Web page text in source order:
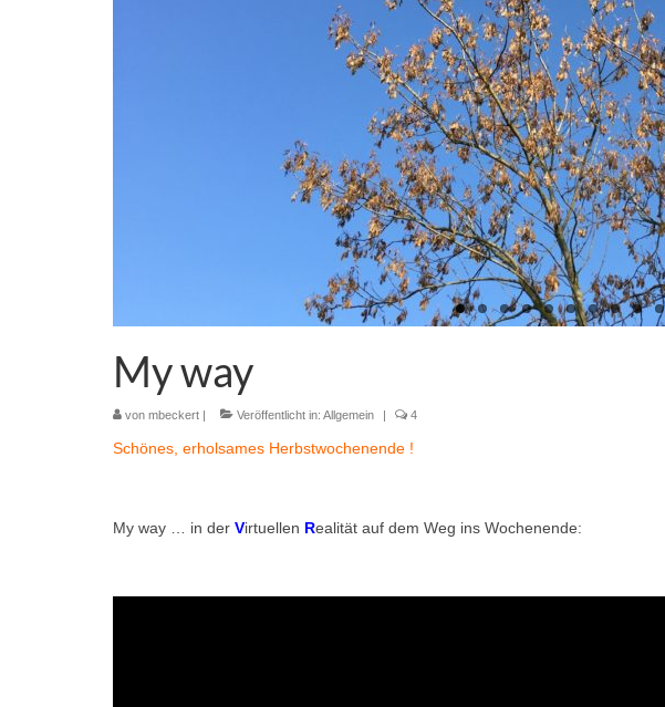
My way
von mbeckert | Veröffentlicht in: Allgemein | 4
Schönes, erholsames Herbstwochenende !
My way … in der Virtuellen Realität auf dem Weg ins Wochenende: